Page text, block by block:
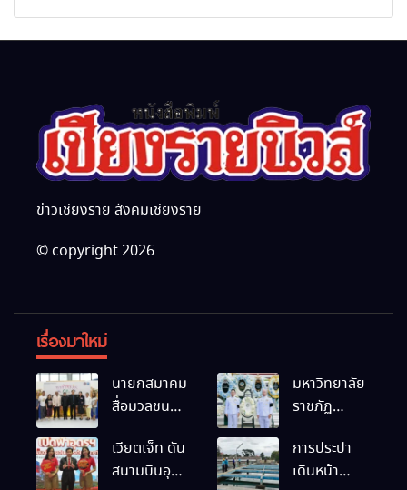
ข่าวเชียงราย สังคมเชียงราย
© copyright 2026
เรื่องมาใหม่
นายกสมาคม
สื่อมวลชน
ประชาสัมพันธ์
เชียงราย
มหาวิทยาลัย
ราชภัฏ
ร่วมเป็นเจ้า
ภาพพิธี
เวียตเจ็ท ดัน
สนามบินอุ
การประปา
เดินหน้า